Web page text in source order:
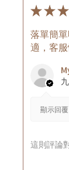
★★★
落單簡
適，客
顯示回覆
這則評論